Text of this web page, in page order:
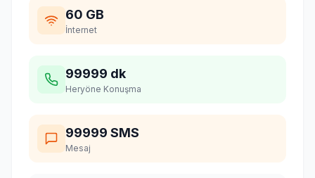
60 GB
İnternet
99999 dk
Heryöne Konuşma
99999 SMS
Mesaj